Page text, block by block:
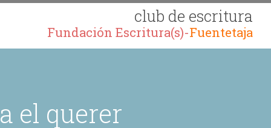
club de escritura
Fundación Escritura(s)-Fuentetaja
el querer